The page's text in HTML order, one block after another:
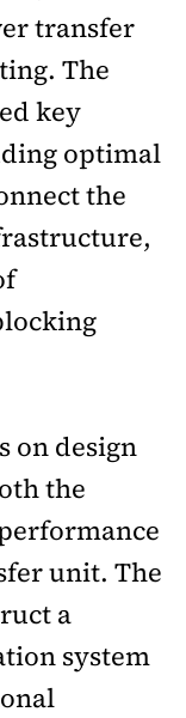
không có sự
transfer
The
key
optimal
the
on design
the
unit. The
a
system